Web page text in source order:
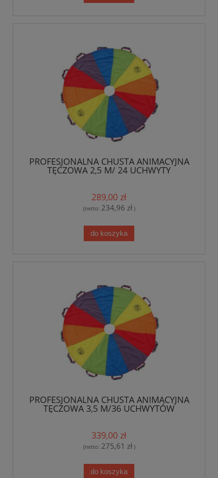
PROFESJONALNA CHUSTA ANIMACYJNA
TĘCZOWA 2,5 M/ 24 UCHWYTY
289,00 zł
(netto: 234,96 zł)
do koszyka
PROFESJONALNA CHUSTA ANIMACYJNA
TĘCZOWA 3,5 M/36 UCHWYTÓW
339,00 zł
(netto: 275,61 zł)
do koszyka